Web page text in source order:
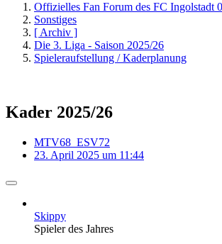
Offizielles Fan Forum des FC Ingolstadt
Sonstiges
[ Archiv ]
Die 3. Liga - Saison 2025/26
Spieleraufstellung / Kaderplanung
Kader 2025/26
MTV68_ESV72
23. April 2025 um 11:44
Skippy
Spieler des Jahres